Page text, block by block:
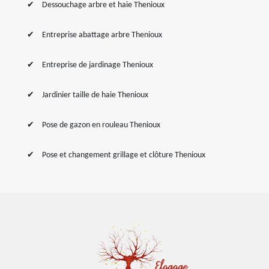
Dessouchage arbre et haie Thenioux
Entreprise abattage arbre Thenioux
Entreprise de jardinage Thenioux
Jardinier taille de haie Thenioux
Pose de gazon en rouleau Thenioux
Pose et changement grillage et clôture Thenioux